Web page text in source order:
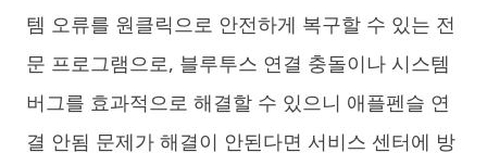
템 오류를 원클릭으로 안전하게 복구할 수 있는 전
문 프로그램으로, 블루투스 연결 충돌이나 시스템
버그를 효과적으로 해결할 수 있으니 애플펜슬 연
결 안됨 문제가 해결이 안된다면 서비스 센터에 방